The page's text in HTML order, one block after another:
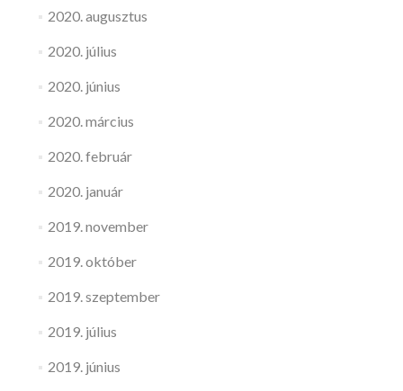
2020. augusztus
2020. július
2020. június
2020. március
2020. február
2020. január
2019. november
2019. október
2019. szeptember
2019. július
2019. június